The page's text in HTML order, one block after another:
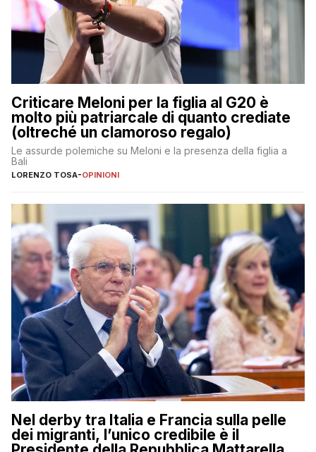
Criticare Meloni per la figlia al G20 è
molto più patriarcale di quanto crediate
(oltreché un clamoroso regalo)
Le assurde polemiche su Meloni e la presenza della figlia a
Bali
LORENZO TOSA-OPINIONI
Nel derby tra Italia e Francia sulla pelle
dei migranti, l’unico credibile è il